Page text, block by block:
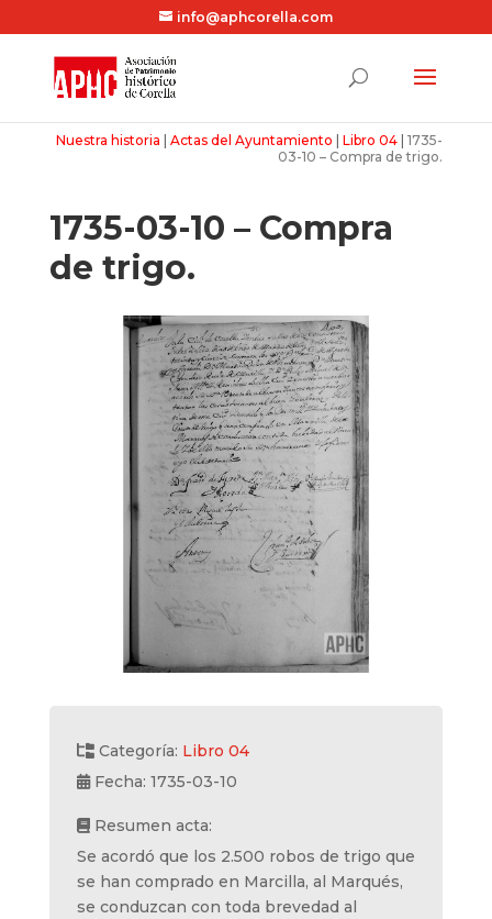
info@aphcorella.com
Nuestra historia |Actas del Ayuntamiento |Libro 04 |1735-
03-10 – Compra de trigo.
1735-03-10 – Compra
de trigo.
Categoría: Libro 04
Fecha: 1735-03-10
Resumen acta:
Se acordó que los 2.500 robos de trigo que
se han comprado en Marcilla, al Marqués,
se conduzcan con toda brevedad al